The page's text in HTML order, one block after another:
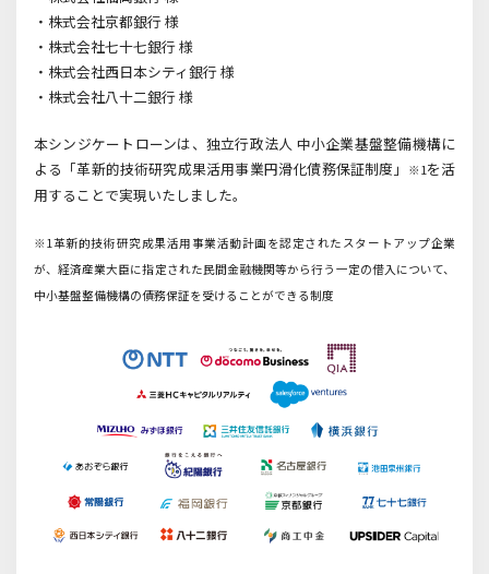
・株式会社京都銀行 様
・株式会社七十七銀行 様
・株式会社西日本シティ銀行 様
・株式会社八十二銀行 様
本シンジケートローンは、独立行政法人 中小企業基盤整備機構に
よる「革新的技術研究成果活用事業円滑化債務保証制度」
※1を活
用することで実現いたしました。
※1革新的技術研究成果活用事業活動計画を認定されたスタートアップ企業
が、経済産業大臣に指定された民間金融機関等から行う一定の借入について、
中小基盤整備機構の債務保証を受けることができる制度